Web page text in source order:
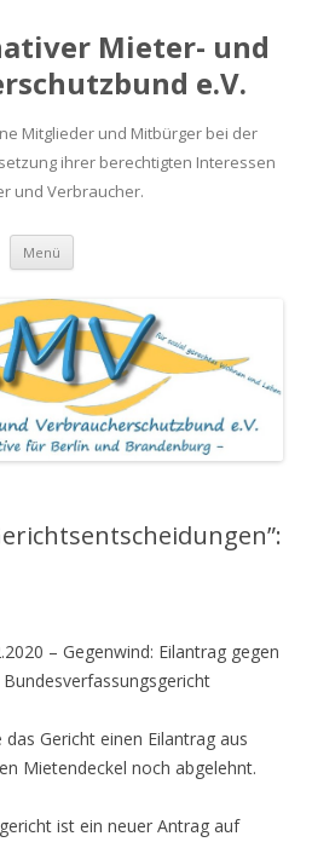
Mieter- und
e.V.
Mitglieder und Mitbürger bei der
ihrer berechtigten Interessen
und Verbraucher.
Menü Springe
Inhalt
– Gegenwind: Eilantrag gegen
Gericht einen Eilantrag aus
Mietendeckel noch abgelehnt.
ist ein neuer Antrag auf